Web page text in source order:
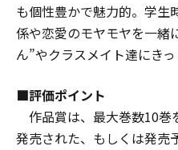
も個性豊かで魅力的。学生
係や恋愛のモヤモヤを一緒
ん”やクラスメイト達にき
■評価ポイント
作品賞は、最大巻数10巻
発売された、もしくは発売